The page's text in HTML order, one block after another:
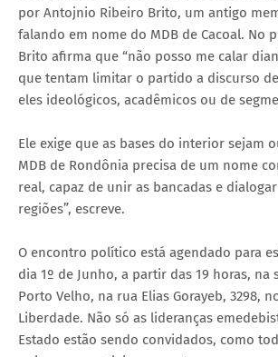
por Antojnio Ribeiro Brito, um antigo
falando em nome do MDB de Cacoal. No
Brito afirma que “não posso me calar
que tentam limitar o partido a discurso
eles ideológicos, acadêmicos ou de
Ele exige que as bases do interior sejam
MDB de Rondônia precisa de um nome
real, capaz de unir as bancadas e
regiões”, escreve.
O encontro político está agendado para
dia 1º de Junho, a partir das 19 horas, na
Porto Velho, na rua Elias Gorayeb, 3298,
Liberdade. Não só as lideranças
Estado estão sendo convidados, como